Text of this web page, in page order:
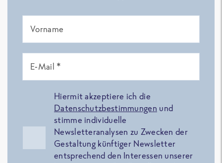
Vorname
E-Mail *
Hiermit akzeptiere ich die
Datenschutzbestimmungen und
stimme individuelle
Newsletteranalysen zu Zwecken der
Gestaltung künftiger Newsletter
entsprechend den Interessen unserer